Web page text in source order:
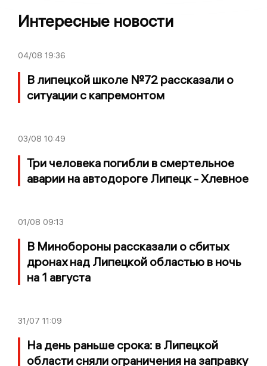
Интересные новости
04/08 19:36
В липецкой школе №72 рассказали о
ситуации с капремонтом
03/08 10:49
Три человека погибли в смертельное
аварии на автодороге Липецк - Хлевное
01/08 09:13
В Минобороны рассказали о сбитых
дронах над Липецкой областью в ночь
на 1 августа
31/07 11:09
На день раньше срока: в Липецкой
области сняли ограничения на заправку